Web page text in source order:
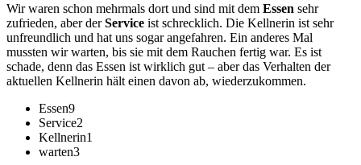
Wir waren schon mehrmals dort und sind mit dem Essen sehr
zufrieden, aber derService ist schrecklich. Die Kellnerin ist sehr
unfreundlich und hat uns sogar angefahren. Ein anderes Mal
mussten wir warten, bis sie mit dem Rauchen fertig war. Es ist
schade, denn das Essen ist wirklich gut – aber das Verhalten der
aktuellen Kellnerin hält einen davon ab, wiederzukommen.
Essen9
Service2
Kellnerin1
warten3